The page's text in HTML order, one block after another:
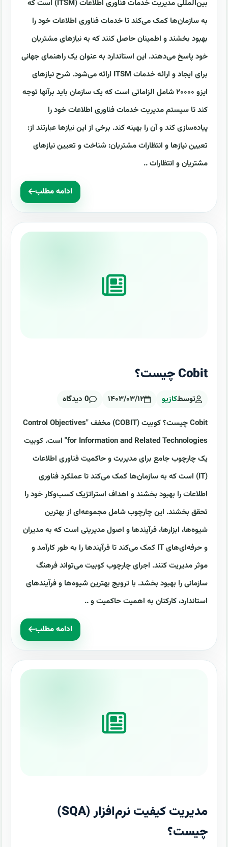
بین‌المللی مدیریت خدمات فناوری اطلاعات (ITSM) است که
به سازمان‌ها کمک می‌کند تا خدمات فناوری اطلاعات خود را
بهبود بخشند و اطمینان حاصل کنند که به نیازهای مشتریان
خود پاسخ می‌دهند. این استاندارد به عنوان یک راهنمای جهانی
برای ایجاد و ارائه خدمات ITSM ارائه می‌شود. شرح نیازهای
ایزو ۲۰۰۰۰ شامل الزاماتی است که یک سازمان باید برآنها توجه
کند تا سیستم مدیریت خدمات فناوری اطلاعات خود را
پیاده‌سازی کند و آن را بهینه کند. برخی از این نیازها عبارتند از:
تعیین نیازها و انتظارات مشتریان: شناخت و تعیین نیازهای
مشتریان و انتظارات ..
ادامه مطلب
Cobit چیست؟
توسطکازیو ۱۴۰۳/۰۳/۱۲ 0 دیدگاه
Cobit چیست؟ کوبیت (COBIT) مخفف "Control Objectives
for Information and Related Technologies" است. کوبیت
یک چارچوب جامع برای مدیریت و حاکمیت فناوری اطلاعات
(IT) است که به سازمان‌ها کمک می‌کند تا عملکرد فناوری
اطلاعات را بهبود بخشند و اهداف استراتژیک کسب‌وکار خود را
تحقق بخشند. این چارچوب شامل مجموعه‌ای از بهترین
شیوه‌ها، ابزارها، فرآیندها و اصول مدیریتی است که به مدیران
و حرفه‌ای‌های IT کمک می‌کند تا فرآیندها را به طور کارآمد و
موثر مدیریت کنند. اجرای چارچوب کوبیت می‌تواند فرهنگ
سازمانی را بهبود بخشد. با ترویج بهترین شیوه‌ها و فرآیندهای
استاندارد، کارکنان به اهمیت حاکمیت و ..
ادامه مطلب
مدیریت کیفیت نرم‌افزار (SQA)
چیست؟